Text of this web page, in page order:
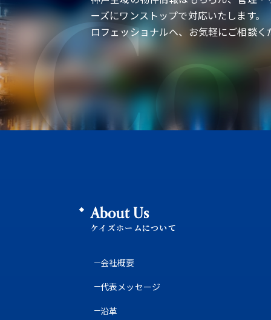
ーズにワンストップで対応いたします
ロフェッショナルへ、お気軽にご相談く
About Us
ケイズホームについて
会社概要
代表メッセージ
沿革